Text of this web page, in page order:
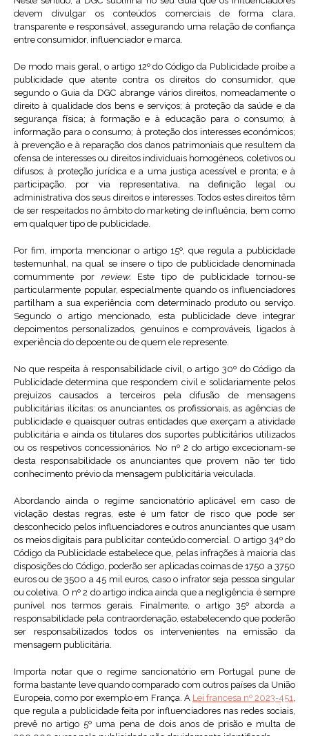
devem divulgar os conteúdos comerciais de forma clara,
transparente e responsável, assegurando uma relação de confiança
entre consumidor, influenciador e marca.
De modo mais geral, o artigo 12º do Código da Publicidade proíbe a
publicidade que atente contra os direitos do consumidor, que
segundo o Guia da DGC abrange vários direitos, nomeadamente o
direito à qualidade dos bens e serviços; à proteção da saúde e da
segurança física; à formação e à educação para o consumo; à
informação para o consumo; à proteção dos interesses económicos;
à prevenção e à reparação dos danos patrimoniais que resultem da
ofensa de interesses ou direitos individuais homogéneos, coletivos ou
difusos; à proteção jurídica e a uma justiça acessível e pronta; e à
participação, por via representativa, na definição legal ou
administrativa dos seus direitos e interesses. Todos estes direitos têm
de ser respeitados no âmbito do marketing de influência, bem como
em qualquer tipo de publicidade.
Por fim, importa mencionar o artigo 15º, que regula a publicidade
testemunhal, na qual se insere o tipo de publicidade denominada
comummente por review. Este tipo de publicidade tornou-se
particularmente popular, especialmente quando os influenciadores
partilham a sua experiência com determinado produto ou serviço.
Segundo o artigo mencionado, esta publicidade deve integrar
depoimentos personalizados, genuínos e comprováveis, ligados à
experiência do depoente ou de quem ele represente.
No que respeita à responsabilidade civil, o artigo 30º do Código da
Publicidade determina que respondem civil e solidariamente pelos
prejuízos causados a terceiros pela difusão de mensagens
publicitárias ilícitas: os anunciantes, os profissionais, as agências de
publicidade e quaisquer outras entidades que exerçam a atividade
publicitária e ainda os titulares dos suportes publicitários utilizados
ou os respetivos concessionários. No nº 2 do artigo excecionam-se
desta responsabilidade os anunciantes que provem não ter tido
conhecimento prévio da mensagem publicitária veiculada.
Abordando ainda o regime sancionatório aplicável em caso de
violação destas regras, este é um fator de risco que pode ser
desconhecido pelos influenciadores e outros anunciantes que usam
os meios digitais para publicitar conteúdo comercial. O artigo 34º do
Código da Publicidade estabelece que, pelas infrações à maioria das
disposições do Código, poderão ser aplicadas coimas de 1750 a 3750
euros ou de 3500 a 45 mil euros, caso o infrator seja pessoa singular
ou coletiva. O nº 2 do artigo indica ainda que a negligência é sempre
punível nos termos gerais. Finalmente, o artigo 35º aborda a
responsabilidade pela contraordenação, estabelecendo que poderão
ser responsabilizados todos os intervenientes na emissão da
mensagem publicitária.
Importa notar que o regime sancionatório em Portugal pune de
forma bastante leve quando comparado com outros países da União
Europeia, como por exemplo em França. A Lei francesa nº 2023-451,
que regula a publicidade feita por influenciadores nas redes sociais,
prevê no artigo 5º uma pena de dois anos de prisão e multa de